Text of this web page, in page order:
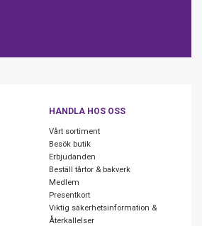
HANDLA HOS OSS
Vårt sortiment
Besök butik
Erbjudanden
Beställ tårtor & bakverk
Medlem
Presentkort
Viktig säkerhetsinformation &
Återkallelser